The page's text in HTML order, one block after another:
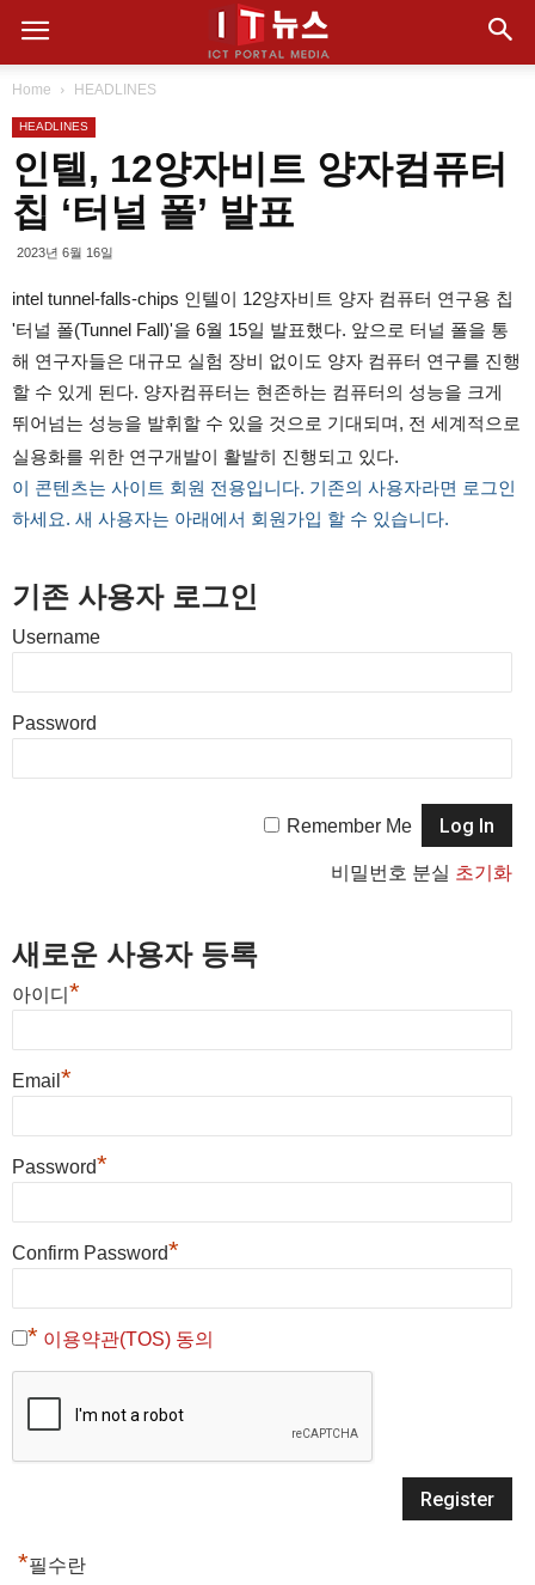
Home HEADLINES
HEADLINES
인텔, 12양자비트 양자컴퓨터
칩 ‘터널 폴’ 발표
2023년 6월 16일
intel tunnel-falls-chips 인텔이 12양자비트 양자 컴퓨터 연구용 칩
'터널 폴(Tunnel Fall)'을 6월 15일 발표했다. 앞으로 터널 폴을 통
해 연구자들은 대규모 실험 장비 없이도 양자 컴퓨터 연구를 진행
할 수 있게 된다. 양자컴퓨터는 현존하는 컴퓨터의 성능을 크게
뛰어넘는 성능을 발휘할 수 있을 것으로 기대되며, 전 세계적으로
실용화를 위한 연구개발이 활발히 진행되고 있다.
이 콘텐츠는 사이트 회원 전용입니다. 기존의 사용자라면 로그인
하세요. 새 사용자는 아래에서 회원가입 할 수 있습니다.
기존 사용자 로그인
Username
Password
Remember Me
비밀번호 분실 초기화
새로운 사용자 등록
아이디 *
Email *
Password*
Confirm Password*
* 이용약관(TOS) 동의
*필수란